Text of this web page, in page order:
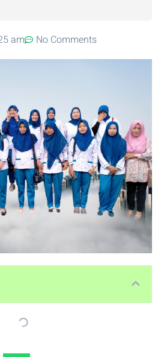
am No Comments